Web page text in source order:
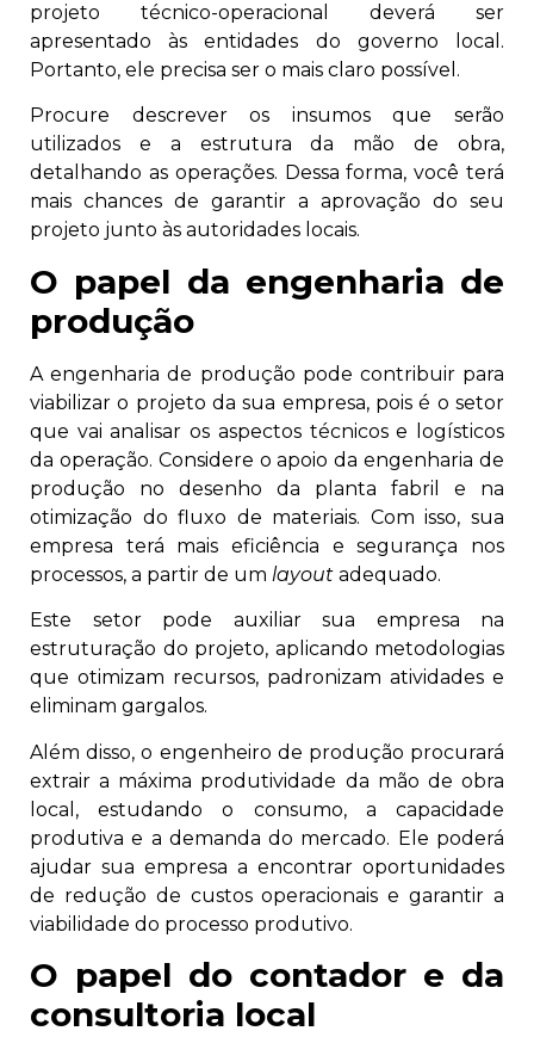
projeto técnico-operacional deverá ser
apresentado às entidades do governo local.
Portanto, ele precisa ser o mais claro possível.
Procure descrever os insumos que serão
utilizados e a estrutura da mão de obra,
detalhando as operações. Dessa forma, você terá
mais chances de garantir a aprovação do seu
projeto junto às autoridades locais.
O papel da engenharia de
produção
A engenharia de produção pode contribuir para
viabilizar o projeto da sua empresa, pois é o setor
que vai analisar os aspectos técnicos e logísticos
da operação. Considere o apoio da engenharia de
produção no desenho da planta fabril e na
otimização do fluxo de materiais. Com isso, sua
empresa terá mais eficiência e segurança nos
processos, a partir de um layout adequado.
Este setor pode auxiliar sua empresa na
estruturação do projeto, aplicando metodologias
que otimizam recursos, padronizam atividades e
eliminam gargalos.
Além disso, o engenheiro de produção procurará
extrair a máxima produtividade da mão de obra
local, estudando o consumo, a capacidade
produtiva e a demanda do mercado. Ele poderá
ajudar sua empresa a encontrar oportunidades
de redução de custos operacionais e garantir a
viabilidade do processo produtivo.
O papel do contador e da
consultoria local